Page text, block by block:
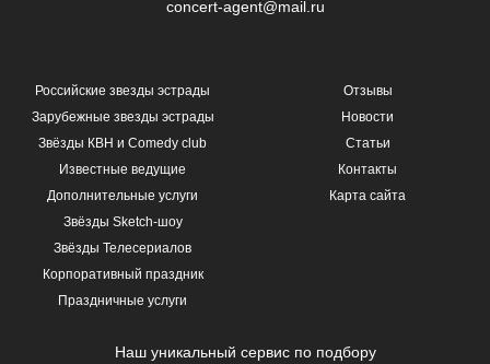
concert-agent@mail.ru
Российские звезды эстрады
Зарубежные звезды эстрады
Звёзды КВН и Comedy club
Известные ведущие
Дополнительные услуги
Звёзды Sketch-шоу
Звёзды Телесериалов
Корпоративный праздник
Праздничные услуги
Отзывы
Новости
Статьи
Контакты
Карта сайта
Наш уникальный сервис по подбору